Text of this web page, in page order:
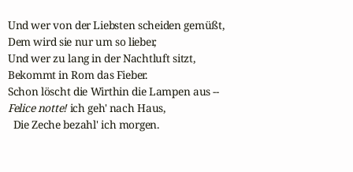
Und wer von der Liebsten scheiden gemüßt,
Dem wird sie nur um so lieber,
Und wer zu lang in der Nachtluft sitzt,
Bekommt in Rom das Fieber.
Schon löscht die Wirthin die Lampen aus --
Felice notte! ich geh' nach Haus,
  Die Zeche bezahl' ich morgen.